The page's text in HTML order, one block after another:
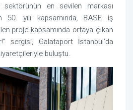
en sevilen markası
50. yılı kapsamında, BASE iş
proje kapsamında ortaya çıkan
sergisi, Galataport İstanbul’da
buluştu.